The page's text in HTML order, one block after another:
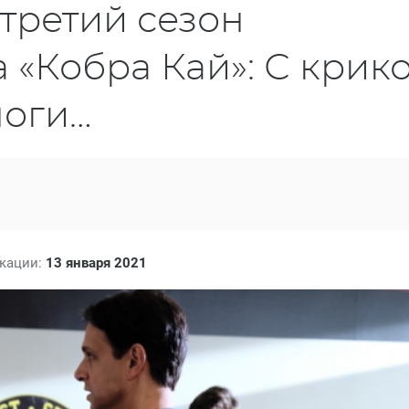
сезон
«Кобра Кай»: С
13 января 2021